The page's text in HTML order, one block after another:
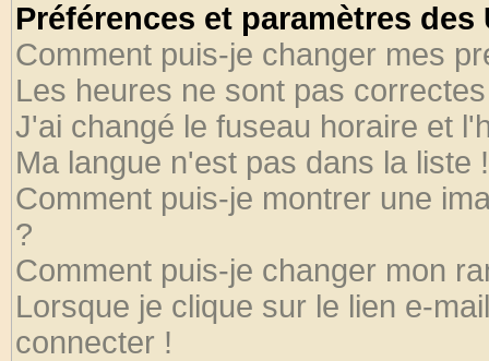
Préférences et paramètres
Comment puis-je changer mes
Les heures ne sont pas
J'ai changé le fuseau horaire et
Ma langue n'est pas dans la liste !
Comment puis-je montrer une
?
Comment puis-je changer mon
Lorsque je clique sur le lien e-
connecter !